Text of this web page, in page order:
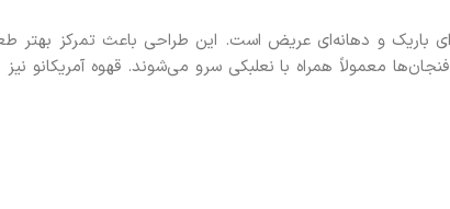
باریک و دهانه‌ای عریض است. این طراحی باعث تمرکز بهتر
معمولاً همراه با نعلبکی سرو می‌شوند. قهوه آمریکانو نیز